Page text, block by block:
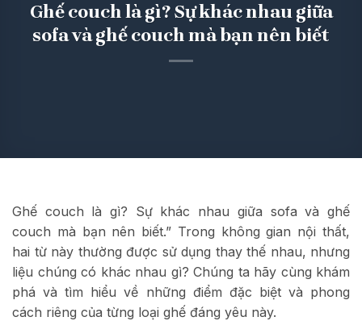
Ghế couch là gì? Sự khác nhau giữa
sofa và ghế couch mà bạn nên biết
Ghế couch là gì? Sự khác nhau giữa sofa và ghế
couch mà bạn nên biết.” Trong không gian nội thất,
hai từ này thường được sử dụng thay thế nhau, nhưng
liệu chúng có khác nhau gì? Chúng ta hãy cùng khám
phá và tìm hiểu về những điểm đặc biệt và phong
cách riêng của từng loại ghế đáng yêu này.